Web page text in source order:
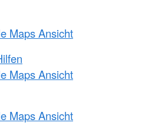
Maps Ansicht
Maps Ansicht
Maps Ansicht